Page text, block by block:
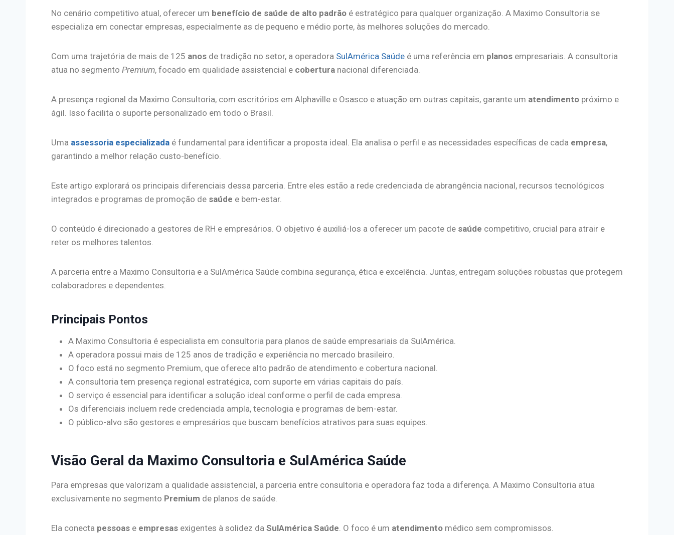
No cenário competitivo atual, oferecer um benefício de saúde de alto padrão é estratégico para qualquer organização. A Maximo Consultoria se
especializa em conectar empresas, especialmente as de pequeno e médio porte, às melhores soluções do mercado.
Com uma trajetória de mais de 125 anos de tradição no setor, a operadora SulAmérica Saúde é uma referência em planos empresariais. A consultoria
atua no segmento Premium, focado em qualidade assistencial e cobertura nacional diferenciada.
A presença regional da Maximo Consultoria, com escritórios em Alphaville e Osasco e atuação em outras capitais, garante um atendimento próximo e
ágil. Isso facilita o suporte personalizado em todo o Brasil.
Uma assessoria especializada é fundamental para identificar a proposta ideal. Ela analisa o perfil e as necessidades específicas de cada empresa,
garantindo a melhor relação custo-benefício.
Este artigo explorará os principais diferenciais dessa parceria. Entre eles estão a rede credenciada de abrangência nacional, recursos tecnológicos
integrados e programas de promoção de saúde e bem-estar.
O conteúdo é direcionado a gestores de RH e empresários. O objetivo é auxiliá-los a oferecer um pacote de saúde competitivo, crucial para atrair e
reter os melhores talentos.
A parceria entre a Maximo Consultoria e a SulAmérica Saúde combina segurança, ética e excelência. Juntas, entregam soluções robustas que protegem
colaboradores e dependentes.
Principais Pontos
A Maximo Consultoria é especialista em consultoria para planos de saúde empresariais da SulAmérica.
A operadora possui mais de 125 anos de tradição e experiência no mercado brasileiro.
O foco está no segmento Premium, que oferece alto padrão de atendimento e cobertura nacional.
A consultoria tem presença regional estratégica, com suporte em várias capitais do país.
O serviço é essencial para identificar a solução ideal conforme o perfil de cada empresa.
Os diferenciais incluem rede credenciada ampla, tecnologia e programas de bem-estar.
O público-alvo são gestores e empresários que buscam benefícios atrativos para suas equipes.
Visão Geral da Maximo Consultoria e SulAmérica Saúde
Para empresas que valorizam a qualidade assistencial, a parceria entre consultoria e operadora faz toda a diferença. A Maximo Consultoria atua
exclusivamente no segmento Premium de planos de saúde.
Ela conecta pessoas e empresas exigentes à solidez da SulAmérica Saúde . O foco é um atendimento médico sem compromissos.